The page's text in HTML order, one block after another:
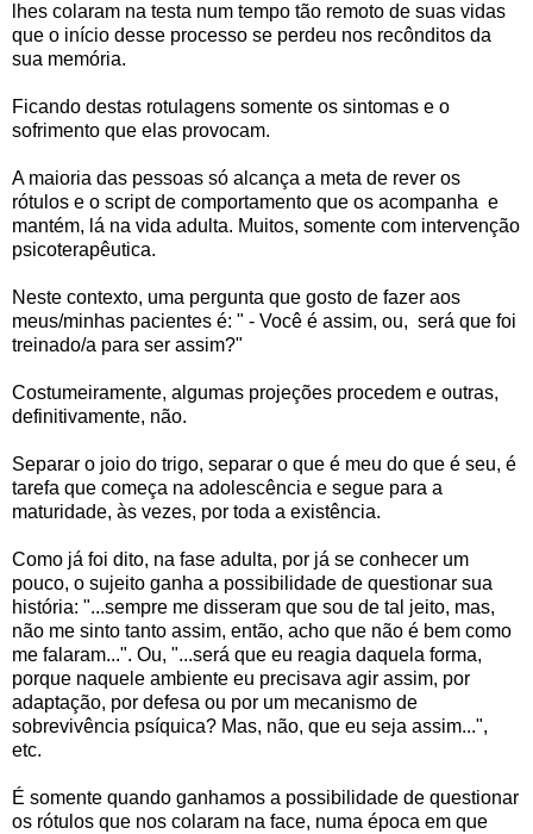
lhes colaram na testa num tempo tão remoto de suas vidas
que o início desse processo se perdeu nos recônditos da
sua memória.
Ficando destas rotulagens somente os sintomas e o
sofrimento que elas provocam.
A maioria das pessoas só alcança a meta de rever os
rótulos e o script de comportamento que os acompanha e
mantém, lá na vida adulta. Muitos, somente com intervenção
psicoterapêutica.
Neste contexto, uma pergunta que gosto de fazer aos
meus/minhas pacientes é: " - Você é assim, ou, será que foi
treinado/a para ser assim?"
Costumeiramente, algumas projeções procedem e outras,
definitivamente, não.
Separar o joio do trigo, separar o que é meu do que é seu, é
tarefa que começa na adolescência e segue para a
maturidade, às vezes, por toda a existência.
Como já foi dito, na fase adulta, por já se conhecer um
pouco, o sujeito ganha a possibilidade de questionar sua
história: "...sempre me disseram que sou de tal jeito, mas,
não me sinto tanto assim, então, acho que não é bem como
me falaram...". Ou, "...será que eu reagia daquela forma,
porque naquele ambiente eu precisava agir assim, por
adaptação, por defesa ou por um mecanismo de
sobrevivência psíquica? Mas, não, que eu seja assim...",
etc.
É somente quando ganhamos a possibilidade de questionar
os rótulos que nos colaram na face, numa época em que